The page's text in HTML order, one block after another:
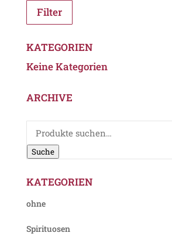
Filter
KATEGORIEN
Keine Kategorien
ARCHIVE
Suche
nach:
Suche
KATEGORIEN
ohne
Spirituosen